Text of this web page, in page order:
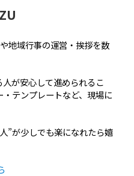
地域行事の運営・挨拶を数
が安心して進められるこ
テンプレートなど、現場に
”が少しでも楽になれたら嬉